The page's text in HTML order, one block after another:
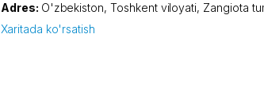
Adres: O'zbekiston,Toshkent viloyati, Zangiota
Xaritada ko'rsatish